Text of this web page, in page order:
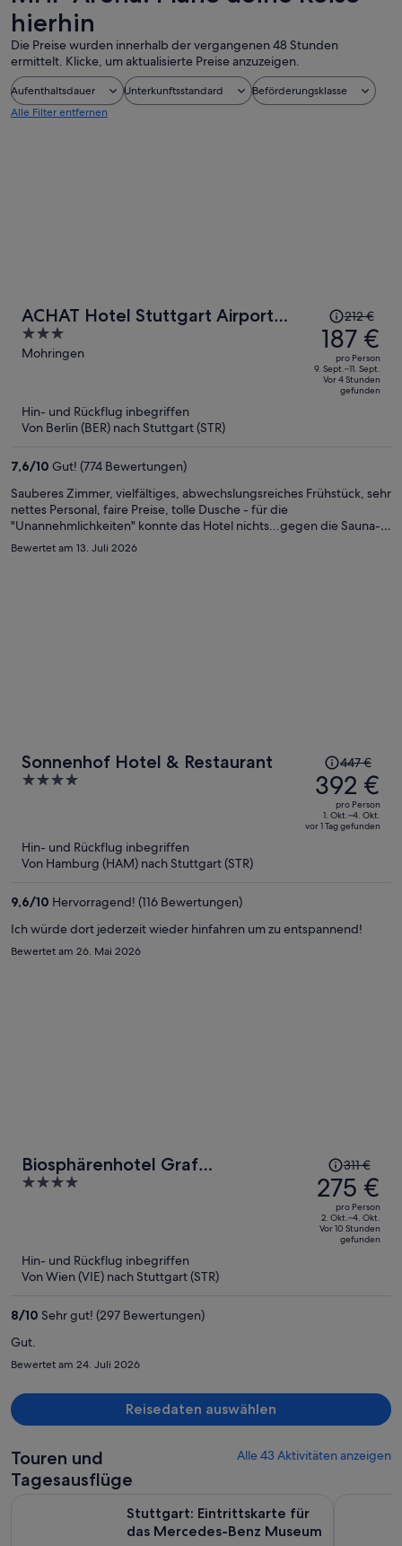
hierhin
Die Preise wurden innerhalb der vergangenen 48 Stunden
ermittelt. Klicke, um aktualisierte Preise anzuzeigen.
Aufenthaltsdauer Unterkunftsstandard
Beförderungsklasse
Alle Filter entfernen
ACHAT Hotel Stuttgart Airport
Messe
3
out
Mohringen
Der
Preis
betrug
212 €,
jetzt
212 €
187 €
pro Person
9. Sept.–11. Sept.
Vor 4 Stunden
gefunden
Hin- und Rückflug inbegriffen
Von Berlin (BER) nach Stuttgart (STR)
7,6/10 Gut! (774 Bewertungen)
Sauberes Zimmer, vielfältiges, abwechslungsreiches Frühstück, sehr
nettes Personal, faire Preise, tolle Dusche - für die
"Unannehmlichkeiten" konnte das Hotel nichts...gegen die Sauna-
Hitze in den Zimmern wurde zumindest ein Ventilator zur Verfügung
Bewertet am 13. Juli 2026
Sonnenhof Hotel & Restaurant
4
Der
Preis
betrug
447 €,
jetzt
Person
447 €
392 €
pro Person
1. Okt.–4. Okt.
vor 1 Tag gefunden
Hin- und Rückflug inbegriffen
Von Hamburg (HAM) nach Stuttgart (STR)
9,6/10 Hervorragend! (116 Bewertungen)
Ich würde dort jederzeit wieder hinfahren um zu entspannend!
Bewertet am 26. Mai 2026
Biosphärenhotel Graf
Eberhard
4
Der
Preis
betrug
311 €,
jetzt
311 €
275 €
pro Person
2. Okt.–4. Okt.
Vor 10 Stunden
gefunden
Hin- und Rückflug inbegriffen
Von Wien (VIE) nach Stuttgart (STR)
8/10 Sehr gut! (297 Bewertungen)
Gut.
Bewertet am 24. Juli 2026
Reisedaten auswählen
Touren und
Tagesausflüge
Alle 43 Aktivitäten anzeigen
Stuttgart: Eintrittskarte für
das Mercedes-Benz Museum